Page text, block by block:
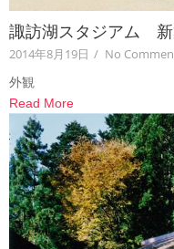
諏訪湖スタジアム
2014年8月19日 / No
外観
Read More